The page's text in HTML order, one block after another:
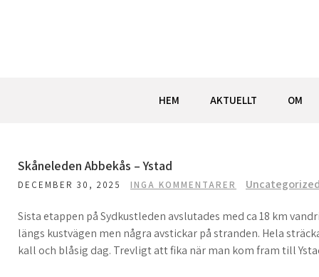
HEM AKTUELLT OM
Skåneleden Abbekås – Ystad
DECEMBER 30, 2025 INGA KOMMENTARER
Sista etappen på Sydkustleden avslutades med ca 18 km
längs kustvägen men några avstickar på stranden. Hela
kall och blåsig dag. Trevligt att fika när man kom fram till